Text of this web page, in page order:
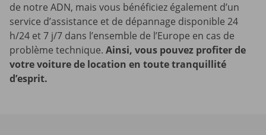
de notre ADN, mais vous bénéficiez également d’un
service d’assistance et de dépannage disponible 24
h/24 et 7 j/7 dans l’ensemble de l’Europe en cas de
problème technique. Ainsi, vous pouvez profiter de
votre voiture de location en toute tranquillité
d’esprit.